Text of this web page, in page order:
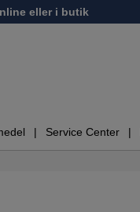
eller i butik
Service Center